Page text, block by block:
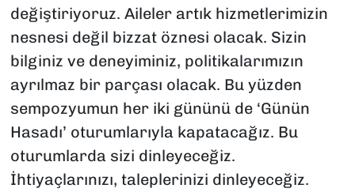
değiştiriyoruz. Aileler artık hizmetlerimizin
nesnesi değil bizzat öznesi olacak. Sizin
bilginiz ve deneyiminiz, politikalarımızın
ayrılmaz bir parçası olacak. Bu yüzden
sempozyumun her iki gününü de ‘Günün
Hasadı’ oturumlarıyla kapatacağız. Bu
oturumlarda sizi dinleyeceğiz.
İhtiyaçlarınızı, taleplerinizi dinleyeceğiz.